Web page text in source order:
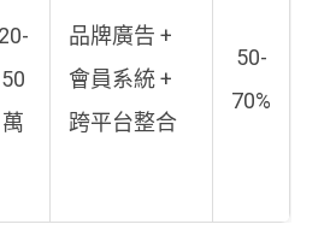
20-
50
萬
品牌廣告 +
會員系統 +
跨平台整合
50-
70%